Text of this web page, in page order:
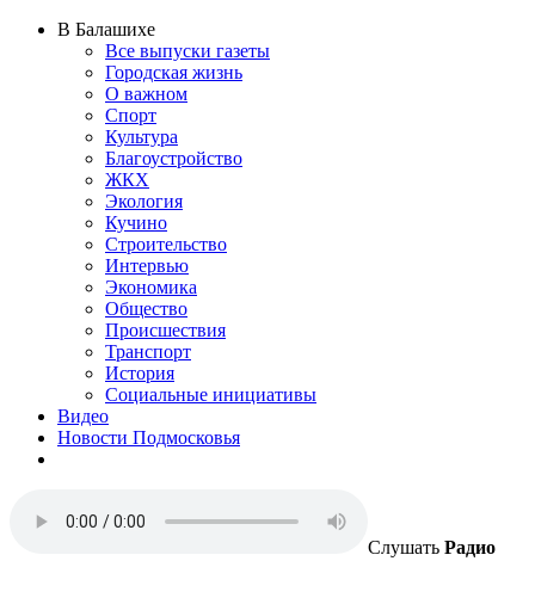
В Балашихе
Все выпуски газеты
Городская жизнь
О важном
Спорт
Культура
Благоустройство
ЖКХ
Экология
Кучино
Строительство
Интервью
Экономика
Общество
Происшествия
Транспорт
История
Социальные инициативы
Видео
Новости Подмосковья
Слушать Радио